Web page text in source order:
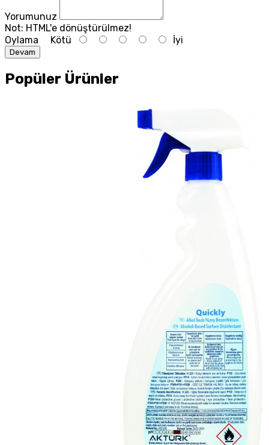
Yorumunuz
Not: HTML'e dönüştürülmez!
Oylama Kötü İyi
Devam
Popüler Ürünler